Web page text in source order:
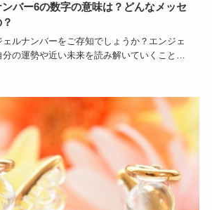
バー6の数字の意味は？どんなメッセ
ルナンバーをご存知でしょうか？エンジェ
分の運勢や近い未来を読み解いていくことが
…